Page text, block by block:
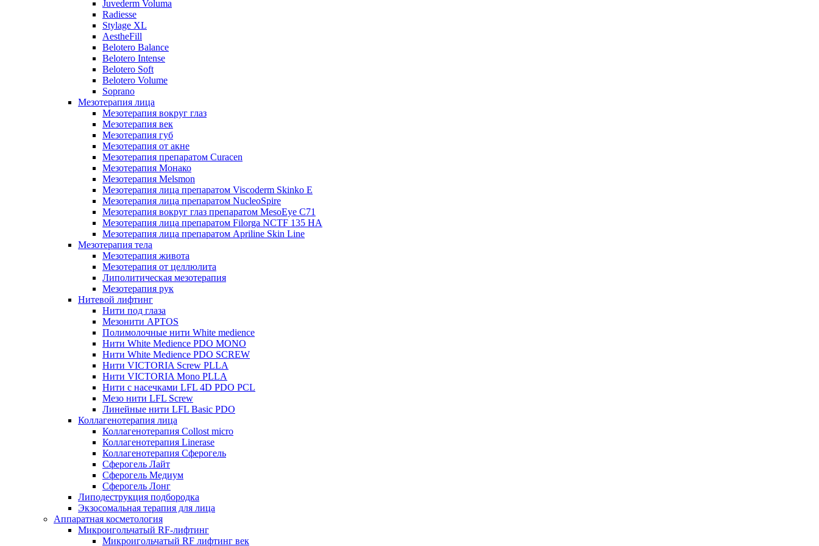
Juvederm Voluma
Radiesse
Stylage XL
AestheFill
Belotero Balance
Belotero Intense
Belotero Soft
Belotero Volume
Soprano
Мезотерапия лица
Мезотерапия вокруг глаз
Мезотерапия век
Мезотерапия губ
Мезотерапия от акне
Мезотерапия препаратом Curacen
Мезотерапия Монако
Мезотерапия Melsmon
Мезотерапия лица препаратом Viscoderm Skinko E
Мезотерапия лица препаратом NucleoSpire
Мезотерапия вокруг глаз препаратом MesoEye С71
Мезотерапия лица препаратом Filorga NCTF 135 HA
Мезотерапия лица препаратом Apriline Skin Line
Мезотерапия тела
Мезотерапия живота
Мезотерапия от целлюлита
Липолитическая мезотерапия
Мезотерапия рук
Нитевой лифтинг
Нити под глаза
Мезонити APTOS
Полимолочные нити White medience
Нити White Medience PDO MONO
Нити White Medience PDO SCREW
Нити VICTORIA Screw PLLA
Нити VICTORIA Mono PLLA
Нити с насечками LFL 4D PDO PCL
Мезо нити LFL Screw
Линейные нити LFL Basic PDO
Коллагенотерапия лица
Коллагенотерапия Collost micro
Коллагенотерапия Linerase
Коллагенотерапия Сферогель
Сферогель Лайт
Сферогель Медиум
Сферогель Лонг
Липодеструкция подбородка
Экзосомальная терапия для лица
Аппаратная косметология
Микроигольчатый RF-лифтинг
Микроигольчатый RF лифтинг век